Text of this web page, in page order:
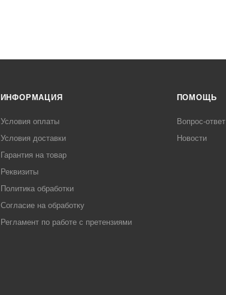
ИНФОРМАЦИЯ
Условия оплаты
Условия доставки
Гарантия на товар
Реквизиты
Политика обработки
Согласие на обработку
Регламент по работе с претензиями
ПОМОЩЬ
Вопрос-ответ
Новости